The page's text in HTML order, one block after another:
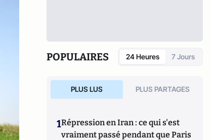
POPULAIRES 24 Heures 7 Jours
PLUS LUS PLUS PARTAGES
1Répression en Iran : ce qui s'est
vraiment passé pendant que Paris